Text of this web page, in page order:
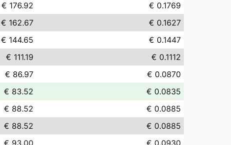
€ 176.92
€ 0.1769
€ 162.67
€ 0.1627
€ 144.65
€ 0.1447
€ 111.19
€ 0.1112
€ 86.97
€ 0.0870
€ 83.52
€ 0.0835
€ 88.52
€ 0.0885
€ 88.52
€ 0.0885
€ 93.00
€ 0.0930